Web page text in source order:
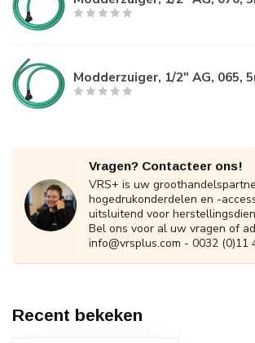
Modderzuiger, 1/2" AG, 065,
Vragen? Contacteer ons!
VRS+ is uw
hogedrukonderdelen en -
uitsluitend voor
Bel ons voor al uw vragen of
info@vrsplus.com - 0032 (0)11
Recent bekeken